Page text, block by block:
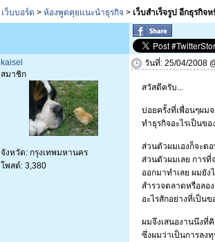
เว็บบอร์ด > ห้องพูดคุยแนะนำธุรกิจ > เว็บสำเร็จรูป อีกธุรกิ
kaisel
สมาชิก
จังหวัด: กรุงเทพมหานคร
โพสต์: 3,380
วันที่: 25/04/2008
สวัสดีครับ...
บ่อยครั้งที่เพื่อนๆผม
ทำธุรกิจอะไรเป็นขอ
ส่วนตัวผมเองก็จะต
ส่วนตัวผมเลย การที่
ออกมาทำเลย ผมยัง
สำรวจตลาดหรือลอ
อะไรสักอย่างที่เป็น
ผมจึงเสนองานนึงที่
ซึ่งผมว่าเป็นการลง